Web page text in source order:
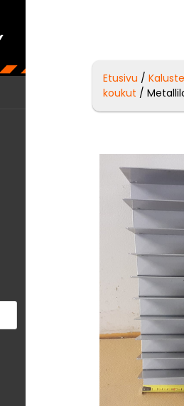
Etusivu /
koukut /